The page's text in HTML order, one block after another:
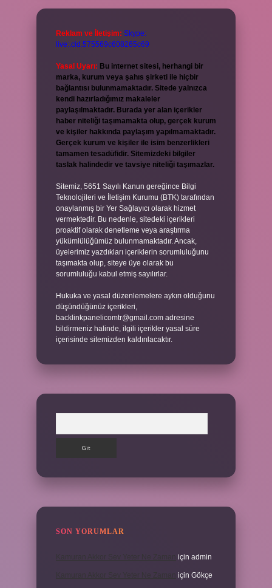
Reklam ve İletişim: Skype:
live:.cid.575569c608265c69
Yasal Uyarı: Bu internet sitesi, herhangi bir
marka, kurum veya şahıs şirketi ile hiçbir
bağlantısı bulunmamaktadır. Sitede yalnızca
kendi hazırladığımız makaleler
paylaşılmaktadır. Burada yer alan içerikler
haber niteliği taşımamakta olup, gerçek kurum
ve kişiler hakkında paylaşım yapılmamaktadır.
Gerçek kurum ve kişiler ile isim benzerlikleri
tamamen tesadüfidir. Sitemizdeki bilgiler
taslak halindedir ve tavsiye niteliği taşımazlar.
Sitemiz, 5651 Sayılı Kanun gereğince Bilgi
Teknolojileri ve İletişim Kurumu (BTK) tarafından
onaylanmış bir Yer Sağlayıcı olarak hizmet
vermektedir. Bu nedenle, sitedeki içerikleri
proaktif olarak denetleme veya araştırma
yükümlülüğümüz bulunmamaktadır. Ancak,
üyelerimiz yazdıkları içeriklerin sorumluluğunu
taşımakta olup, siteye üye olarak bu
sorumluluğu kabul etmiş sayılırlar.
Hukuka ve yasal düzenlemelere aykırı olduğunu
düşündüğünüz içerikleri,
backlinkpanelicomtr@gmail.com adresine
bildirmeniz halinde, ilgili içerikler yasal süre
içerisinde sitemizden kaldırılacaktır.
SON YORUMLAR
için admin
için Gökçe